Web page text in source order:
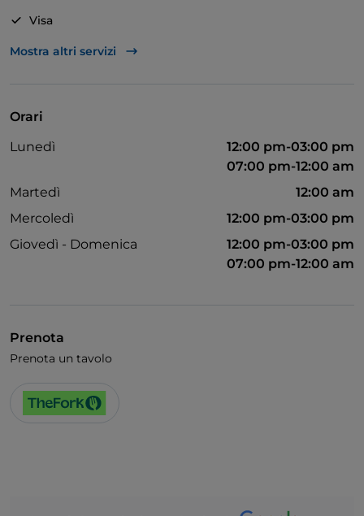
Visa
Accesso disabili
Mostra altri servizi
Orari
Lunedì
12:00 pm-03:00 pm
07:00 pm-12:00 am
Martedì
12:00 am
Mercoledì
12:00 pm-03:00 pm
Giovedì - Domenica
12:00 pm-03:00 pm
07:00 pm-12:00 am
Prenota
Prenota un tavolo